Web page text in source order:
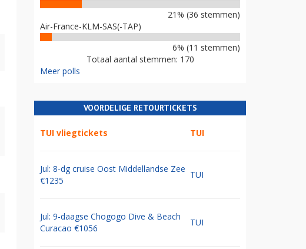
21% (36 stemmen)
Air-France-KLM-SAS(-TAP)
6% (11 stemmen)
Totaal aantal stemmen: 170
Meer polls
VOORDELIGE RETOURTICKETS
TUI vliegtickets TUI
Jul: 8-dg cruise Oost Middellandse Zee
€1235
TUI
Jul: 9-daagse Chogogo Dive & Beach
Curacao €1056
TUI